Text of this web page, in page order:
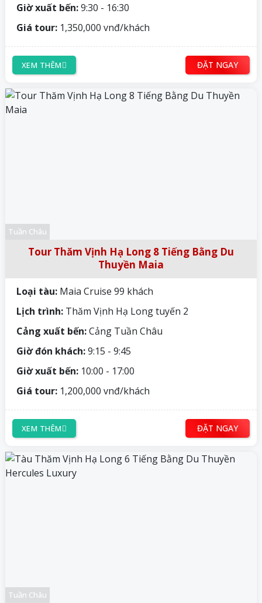
Giờ xuất bến:9:30 - 16:30
Giá tour: 1,350,000 vnđ/khách
XEM THÊM ĐẶT NGAY
Tuần Châu
Tour Thăm Vịnh Hạ Long 8 Tiếng Bằng Du
Thuyền Maia
Loại tàu: Maia Cruise 99 khách
Lịch trình: Thăm Vịnh Hạ Long tuyến 2
Cảng xuất bến:Cảng Tuần Châu
Giờ đón khách:9:15 - 9:45
Giờ xuất bến: 10:00 - 17:00
Giá tour: 1,200,000 vnđ/khách
XEM THÊM ĐẶT NGAY
Tuần Châu